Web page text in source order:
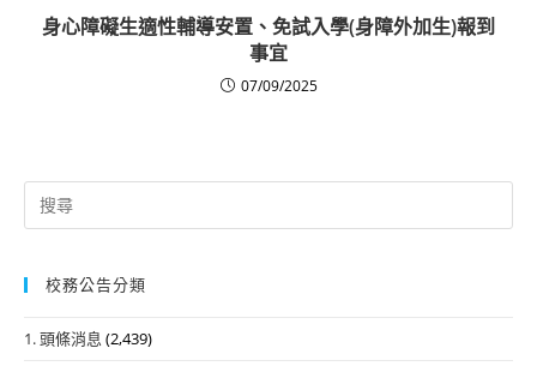
身心障礙生適性輔導安置、免試入學(身障外加生)報到
事宜
07/09/2025
Search
for:
校務公告分類
1. 頭條消息 (2,439)